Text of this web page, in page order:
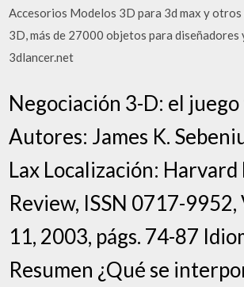
Accesorios Modelos 3D para 3d max y
3D, más de 27000 objetos para diseñadores
3dlancer.net
Negociación 3-D: el
Autores: James K.
Lax Localización: Harvard
Review, ISSN 0717-9952,
11, 2003, págs. 74-87
Resumen ¿Qué se